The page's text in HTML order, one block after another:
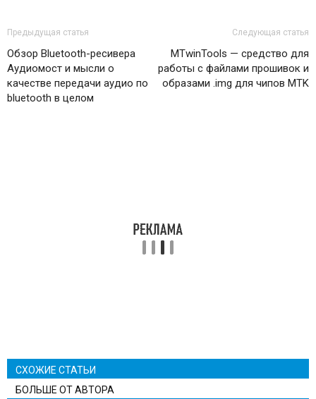
Предыдущая статья
Обзор Bluetooth-ресивера
Аудиомост и мысли о
качестве передачи аудио по
bluetooth в целом
Следующая статья
MTwinTools — средство для
работы с файлами прошивок и
образами .img для чипов MTK
СХОЖИЕ СТАТЬИ
БОЛЬШЕ ОТ АВТОРА